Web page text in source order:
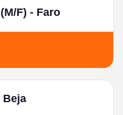
F) - Faro
Beja